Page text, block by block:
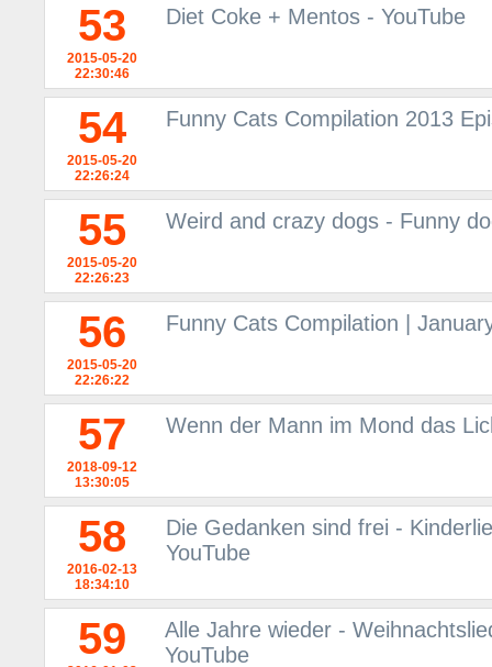
53
2015-05-20
22:30:46
Diet Coke + Mentos - YouTube
54
2015-05-20
22:26:24
Funny Cats Compilation 2013
55
2015-05-20
22:26:23
Weird and crazy dogs - Funny
56
2015-05-20
22:26:22
Funny Cats Compilation |
57
2018-09-12
13:30:05
Wenn der Mann im Mond das
58
2016-02-13
18:34:10
Die Gedanken sind frei -
YouTube
59
Alle Jahre wieder -
YouTube